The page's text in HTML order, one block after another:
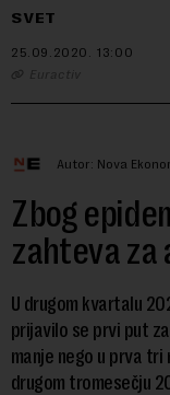
SVET
25.09.2020. 13:00
Euractiv
Autor: Nova
Zbog
zahteva za
U drugom kvartalu
prijavilo se prvi put
manje nego u prva tri
drugom tromesečju